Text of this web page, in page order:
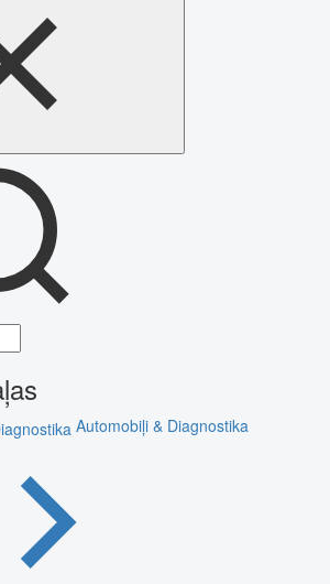
Automobiļi & Diagnostika